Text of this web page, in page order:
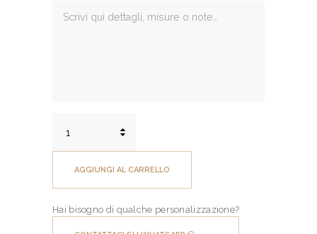
Zephyr
Celeste
AGGIUNGI AL CARRELLO
Hai bisogno di qualche personalizzazione?